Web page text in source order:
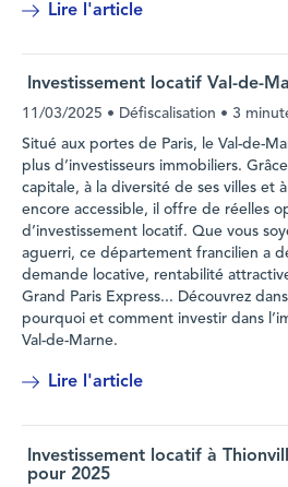
Lire l'article
Investissement locatif Val-de-
11/03/2025 • Défiscalisation • 3
Situé aux portes de Paris, le Val-de-
plus d’investisseurs immobiliers.
capitale, à la diversité de ses villes et
encore accessible, il offre de réelles
d’investissement locatif. Que vous
aguerri, ce département francilien a
demande locative, rentabilité
Grand Paris Express... Découvrez
pourquoi et comment investir dans
Val-de-Marne.
Lire l'article
Investissement locatif à
pour 2025